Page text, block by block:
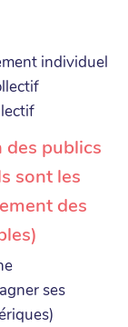
individuel
des publics
sont les
des
ses